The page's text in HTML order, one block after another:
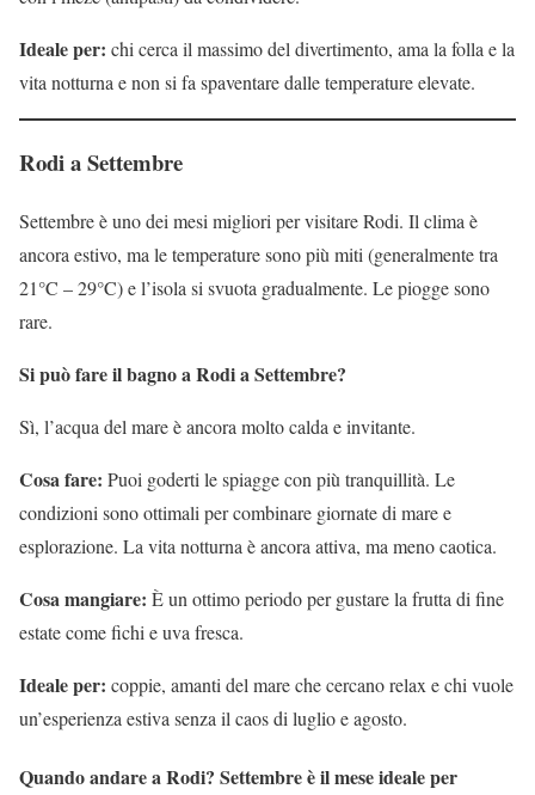
Ideale per: chi cerca il massimo del divertimento, ama la folla e la
vita notturna e non si fa spaventare dalle temperature elevate.
Rodi a Settembre
Settembre è uno dei mesi migliori per visitare Rodi. Il clima è
ancora estivo, ma le temperature sono più miti (generalmente tra
21°C – 29°C) e l’isola si svuota gradualmente. Le piogge sono
rare.
Si può fare il bagno a Rodi a Settembre?
Sì, l’acqua del mare è ancora molto calda e invitante.
Cosa fare: Puoi goderti le spiagge con più tranquillità. Le
condizioni sono ottimali per combinare giornate di mare e
esplorazione. La vita notturna è ancora attiva, ma meno caotica.
Cosa mangiare: È un ottimo periodo per gustare la frutta di fine
estate come fichi e uva fresca.
Ideale per: coppie, amanti del mare che cercano relax e chi vuole
un’esperienza estiva senza il caos di luglio e agosto.
Quando andare a Rodi? Settembre è il mese ideale per